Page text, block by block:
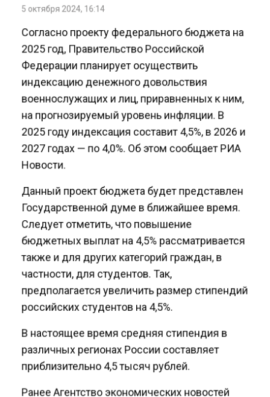
5 октября 2024, 16:14
Согласно проекту федерального бюджета на
2025 год, Правительство Российской
Федерации планирует осуществить
индексацию денежного довольствия
военнослужащих и лиц, приравненных к ним,
на прогнозируемый уровень инфляции. В
2025 году индексация составит 4,5%, в 2026 и
2027 годах — по 4,0%. Об этом сообщает РИА
Новости.
Данный проект бюджета будет представлен
Государственной думе в ближайшее время.
Следует отметить, что повышение
бюджетных выплат на 4,5% рассматривается
также и для других категорий граждан, в
частности, для студентов. Так,
предполагается увеличить размер стипендий
российских студентов на 4,5%.
В настоящее время средняя стипендия в
различных регионах России составляет
приблизительно 4,5 тысяч рублей.
Ранее Агентство экономических новостей